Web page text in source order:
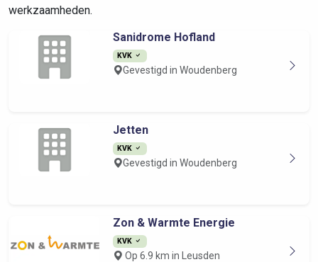
werkzaamheden.
Sanidrome Hofland
KVK
Gevestigd in Woudenberg
Jetten
KVK
Gevestigd in Woudenberg
Zon & Warmte Energie
KVK
Op 6.9 km in Leusden